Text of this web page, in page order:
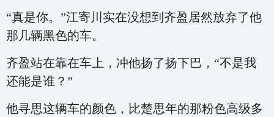
“真是你。”江寄川实在没想到齐盈居然放弃了他
那几辆黑色的车。
齐盈站在靠在车上，冲他扬了扬下巴，“不是我
还能是谁？”
他寻思这辆车的颜色，比楚思年的那粉色高级多